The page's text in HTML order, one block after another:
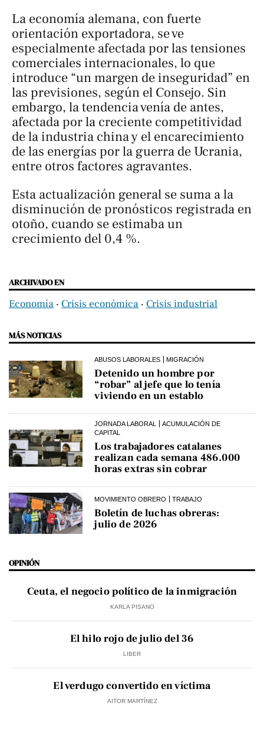
La economía alemana, con fuerte
orientación exportadora, se ve
especialmente afectada por las tensiones
comerciales internacionales, lo que
introduce “un margen de inseguridad” en
las previsiones, según el Consejo. Sin
embargo, la tendencia venía de antes,
afectada por la creciente competitividad
de la industria china y el encarecimiento
de las energías por la guerra de Ucrania,
entre otros factores agravantes.
Esta actualización general se suma a la
disminución de pronósticos registrada en
otoño, cuando se estimaba un
crecimiento del 0,4 %.
ARCHIVADO EN
Economía ‧ Crisis económica ‧ Crisis industrial
MÁS NOTICIAS
ABUSOS LABORALES MIGRACIÓN
Detenido un hombre por
“robar” al jefe que lo tenía
viviendo en un establo
JORNADA LABORAL
ACUMULACIÓN DE
CAPITAL
Los trabajadores catalanes
realizan cada semana 486.000
horas extras sin cobrar
MOVIMIENTO OBRERO TRABAJO
Boletín de luchas obreras:
julio de 2026
OPINIÓN
Ceuta, el negocio político de la inmigración
KARLA PISANO
El hilo rojo de julio del 36
LIBER
El verdugo convertido en víctima
AITOR MARTÍNEZ